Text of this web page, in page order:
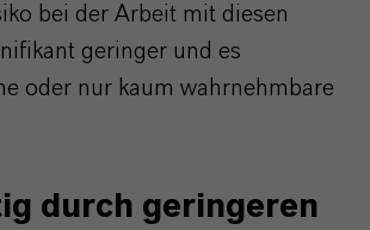
bei der Arbeit mit diesen
geringer und es
oder nur kaum wahrnehmbare
durch geringeren